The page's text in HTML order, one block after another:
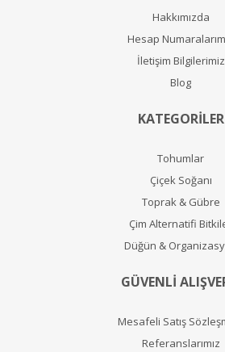
Hakkımızda
Hesap
İletişim Bilgilerimiz
Blog
KATEGORİLER
Tohumlar
Çiçek Soğanı
Toprak & Gübre
Çim Alternatifi
Düğün &
GÜVENLİ
Mesafeli Satış
Referanslarımız